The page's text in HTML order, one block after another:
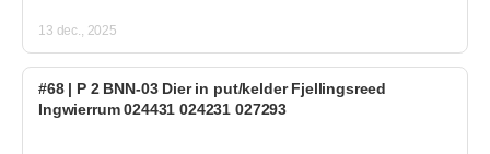
13 dec., 2025
#68 | P 2 BNN-03 Dier in put/kelder Fjellingsreed
Ingwierrum 024431 024231 027293